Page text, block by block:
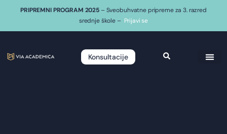
PRIPREMNI PROGRAM 2025 – Sveobuhvatne pripreme za 3. razred
srednje škole – Prijavi se
Konsultacije